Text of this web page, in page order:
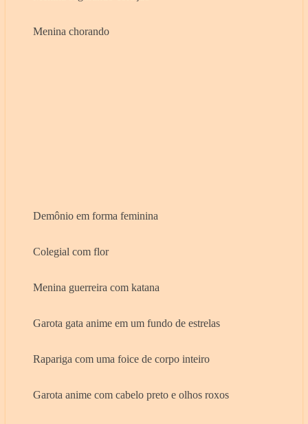
Menina chorando
Demônio em forma feminina
Colegial com flor
Menina guerreira com katana
Garota gata anime em um fundo de estrelas
Rapariga com uma foice de corpo inteiro
Garota anime com cabelo preto e olhos roxos